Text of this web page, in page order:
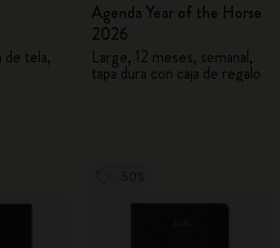
de tela,
Agenda Year of the Horse
2026
Large, 12 meses, semanal,
tapa dura con caja de regalo